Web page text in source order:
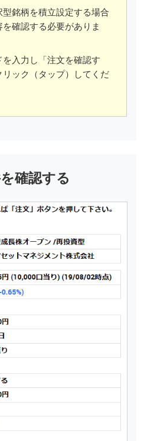
型銘柄を積立設定する場合
確認する必要がありま
入力し「注文を確認す
リック（タップ）してくだ
確認する